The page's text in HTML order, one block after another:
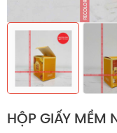
HỘP GIẤY MỀM